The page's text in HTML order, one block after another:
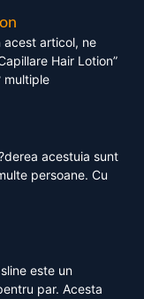
acest articol, ne
Hair Lotion”
multiple
acestuia sunt
persoane. Cu
este un
par. Acesta